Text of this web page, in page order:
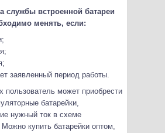
службы встроенной батареи
менять, если:
заявленный период работы.
пользователь может приобрести
батарейки,
нужный ток в схеме
купить батарейки оптом,